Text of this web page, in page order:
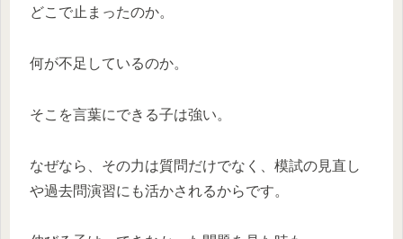
どこで止まったのか。
何が不足しているのか。
そこを言葉にできる子は強い。
なぜなら、その力は質問だけでなく、模試の見直し
や過去問演習にも活かされるからです。